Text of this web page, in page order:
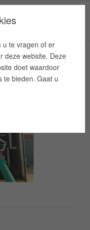
u te vragen of er
deze website. Deze
doet waardoor
te bieden. Gaat u